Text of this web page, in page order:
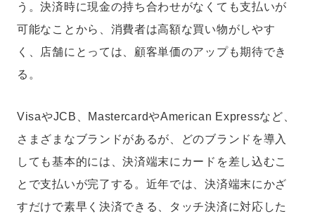
う。決済時に現金の持ち合わせがなくても支払いが
可能なことから、消費者は高額な買い物がしやす
く、店舗にとっては、顧客単価のアップも期待でき
る。
VisaやJCB、MastercardやAmerican Expressなど、
さまざまなブランドがあるが、どのブランドを導入
しても基本的には、決済端末にカードを差し込むこ
とで支払いが完了する。近年では、決済端末にかざ
すだけで素早く決済できる、タッチ決済に対応した